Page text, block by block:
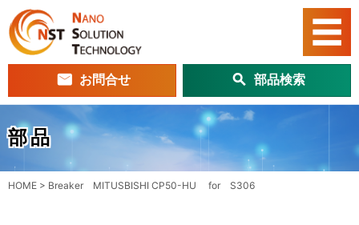
お問合せ 部品検索
部品
HOME > Breaker MITUSBISHI CP50-HU for S306